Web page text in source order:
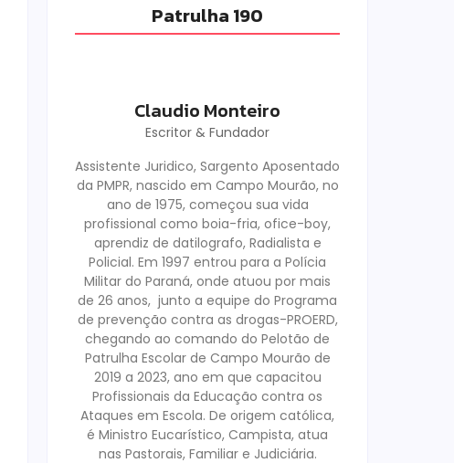
Patrulha 190
Claudio Monteiro
Escritor & Fundador
Assistente Juridico, Sargento Aposentado
da PMPR, nascido em Campo Mourão, no
ano de 1975, começou sua vida
profissional como boia-fria, ofice-boy,
aprendiz de datilografo, Radialista e
Policial. Em 1997 entrou para a Polícia
Militar do Paraná, onde atuou por mais
de 26 anos, junto a equipe do Programa
de prevenção contra as drogas-PROERD,
chegando ao comando do Pelotão de
Patrulha Escolar de Campo Mourão de
2019 a 2023, ano em que capacitou
Profissionais da Educação contra os
Ataques em Escola. De origem católica,
é Ministro Eucarístico, Campista, atua
nas Pastorais, Familiar e Judiciária.